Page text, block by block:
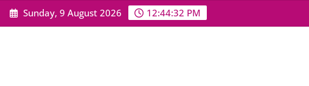
Skip
to
Sunday, 9 August 2026 12:44:33 PM